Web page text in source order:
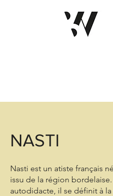
NASTI
Nasti est un atiste français
issu de la région
autodidacte, il se définit à